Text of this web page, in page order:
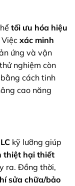
tối ưu hóa hiệu
xác minh
ứng và vận
nghiệm còn
bằng cách tinh
cao năng
kỹ lưỡng giúp
thiệt hại thiết
ra. Đồng thời,
sửa chữa/bảo